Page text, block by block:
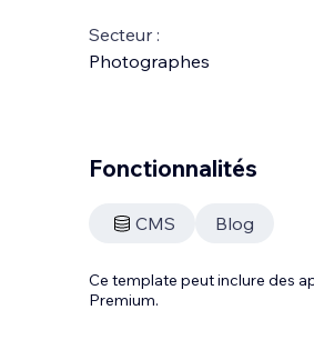
Secteur :
Photographes
Fonctionnalités
CMS Blog
Ce template peut inclure des
Premium.